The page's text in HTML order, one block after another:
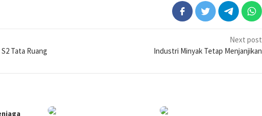
Tata Ruang
Next post
Industri Minyak Tetap Menjanjikan